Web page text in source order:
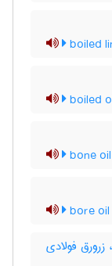
boiled
boiled
bone oil
bore oil
زرورق فولادی